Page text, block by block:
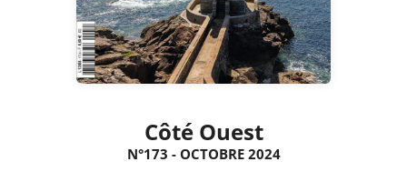
Côté Ouest
N°173 - OCTOBRE 2024